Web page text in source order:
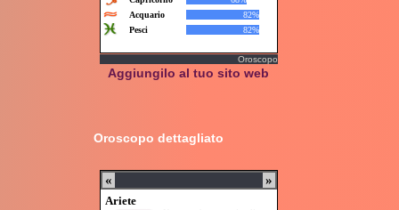
Oroscopo
Aggiungilo al tuo sito web
Oroscopo dettagliato